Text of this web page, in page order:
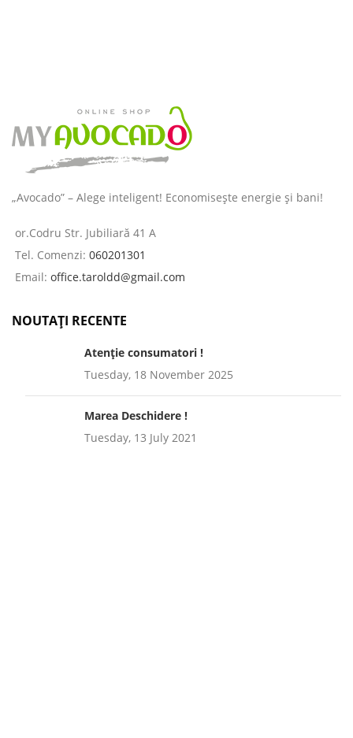
„Avocado” – Alege inteligent! Economisește energie și bani!
or.Codru Str. Jubiliară 41 A
Tel. Comenzi: 060201301
Email: office.taroldd@gmail.com
NOUTAȚI RECENTE
Atenție consumatori !
Tuesday, 18 November 2025
Marea Deschidere !
Tuesday, 13 July 2021